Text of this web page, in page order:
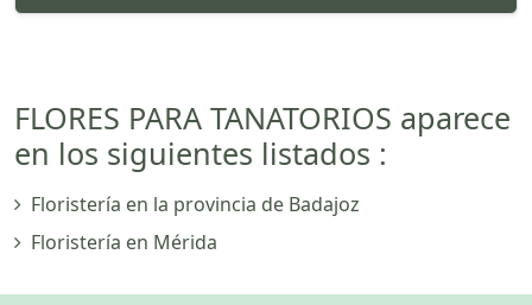
FLORES PARA TANATORIOS aparece
en los siguientes listados :
Floristería en la provincia de Badajoz
Floristería en Mérida